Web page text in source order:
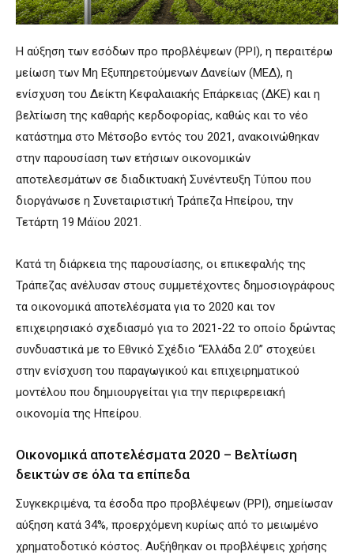
Η αύξηση των εσόδων προ προβλέψεων (ΡΡΙ), η περαιτέρω
μείωση των Μη Εξυπηρετούμενων Δανείων (ΜΕΔ), η
ενίσχυση του Δείκτη Κεφαλαιακής Επάρκειας (ΔΚΕ) και η
βελτίωση της καθαρής κερδοφορίας, καθώς και το νέο
κατάστημα στο Μέτσοβο εντός του 2021, ανακοινώθηκαν
στην παρουσίαση των ετήσιων οικονομικών
αποτελεσμάτων σε διαδικτυακή Συνέντευξη Τύπου που
διοργάνωσε η Συνεταιριστική Τράπεζα Ηπείρου, την
Τετάρτη 19 Μάϊου 2021.
Κατά τη διάρκεια της παρουσίασης, οι επικεφαλής της
Τράπεζας ανέλυσαν στους συμμετέχοντες δημοσιογράφους
τα οικονομικά αποτελέσματα για το 2020 και τον
επιχειρησιακό σχεδιασμό για το 2021-22 το οποίο δρώντας
συνδυαστικά με το Εθνικό Σχέδιο “Ελλάδα 2.0” στοχεύει
στην ενίσχυση του παραγωγικού και επιχειρηματικού
μοντέλου που δημιουργείται για την περιφερειακή
οικονομία της Ηπείρου.
Οικονομικά αποτελέσματα 2020 – Βελτίωση
δεικτών σε όλα τα επίπεδα
Συγκεκριμένα, τα έσοδα προ προβλέψεων (PPI), σημείωσαν
αύξηση κατά 34%, προερχόμενη κυρίως από το μειωμένο
χρηματοδοτικό κόστος. Αυξήθηκαν οι προβλέψεις χρήσης